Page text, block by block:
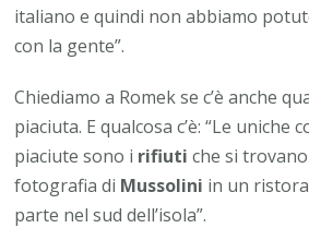
italiano e quindi non abbiamo
con la gente”.
Chiediamo a Romek se c’è anche
piaciuta. E qualcosa c’è: “Le uniche
piaciute sono i rifiuti che si
fotografia di Mussolini in un
parte nel sud dell’isola”.